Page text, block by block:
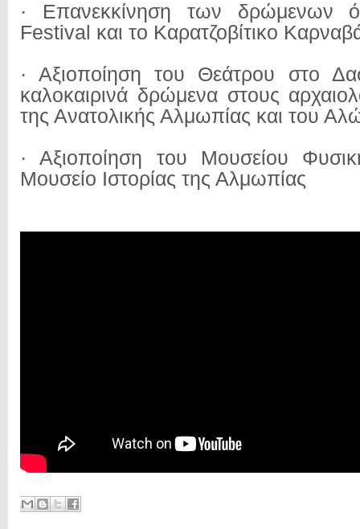
· Επανεκκίνηση των δρώμενων
Festival και το Καρατζοβίτικο
· Αξιοποίηση του Θεάτρου στο
καλοκαιρινά δρώμενα στους
της Ανατολικής Αλμωπίας και του
· Αξιοποίηση του Μουσείου
Μουσείο Ιστορίας της Αλμωπίας